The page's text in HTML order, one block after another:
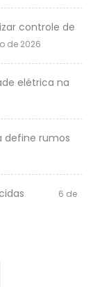
controle de
de 2026
elétrica na
define rumos
6 de